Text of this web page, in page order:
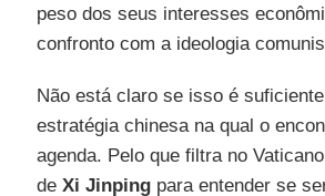
peso dos seus interesses
confronto com a ideologia
Não está claro se isso é
estratégia chinesa na qual o
agenda. Pelo que filtra no
de Xi Jinpingpara entender se